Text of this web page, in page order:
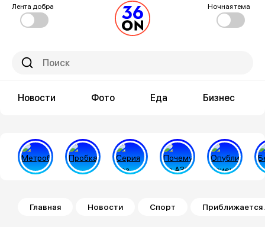
Лента добра Ночная тема
Новости Фото Еда Бизнес
Строка навигации
Главная Новости Спорт Приближается